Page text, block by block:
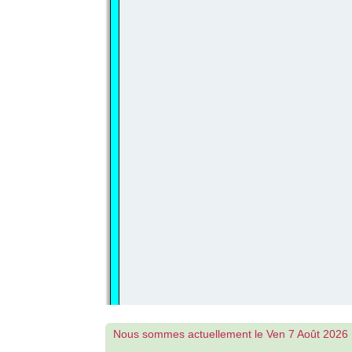
Nous sommes actuellement le Ven 7 Août 2026